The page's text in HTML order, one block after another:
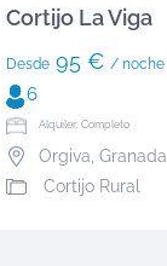
Cortijo La Viga
Desde95 € / noche
6
Alquiler: Completo
Orgiva Granada
Cortijo Rural